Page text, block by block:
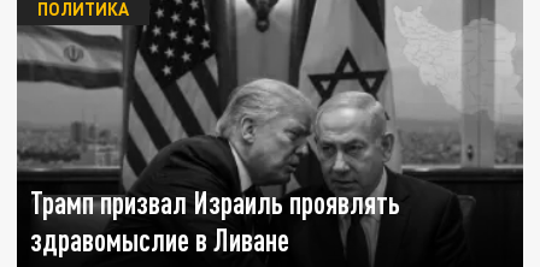
Трамп призвал Израиль проявлять
здравомыслие в Ливане
ПОЛИТИКА